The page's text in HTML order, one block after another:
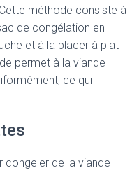
méthode consiste à
de congélation en
et à la placer à plat
permet à la viande
ce qui
congeler de la viande